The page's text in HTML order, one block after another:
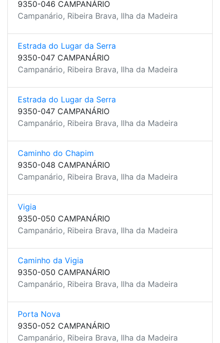
9350-046 CAMPANÁRIO
Campanário, Ribeira Brava, Ilha da Madeira
Estrada do Lugar da Serra
9350-047 CAMPANÁRIO
Campanário, Ribeira Brava, Ilha da Madeira
Estrada do Lugar da Serra
9350-047 CAMPANÁRIO
Campanário, Ribeira Brava, Ilha da Madeira
Caminho do Chapim
9350-048 CAMPANÁRIO
Campanário, Ribeira Brava, Ilha da Madeira
Vigia
9350-050 CAMPANÁRIO
Campanário, Ribeira Brava, Ilha da Madeira
Caminho da Vigia
9350-050 CAMPANÁRIO
Campanário, Ribeira Brava, Ilha da Madeira
Porta Nova
9350-052 CAMPANÁRIO
Campanário, Ribeira Brava, Ilha da Madeira